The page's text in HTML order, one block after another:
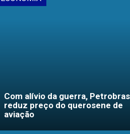
Com alívio da guerra, Petrobras
reduz preço do querosene de
aviação